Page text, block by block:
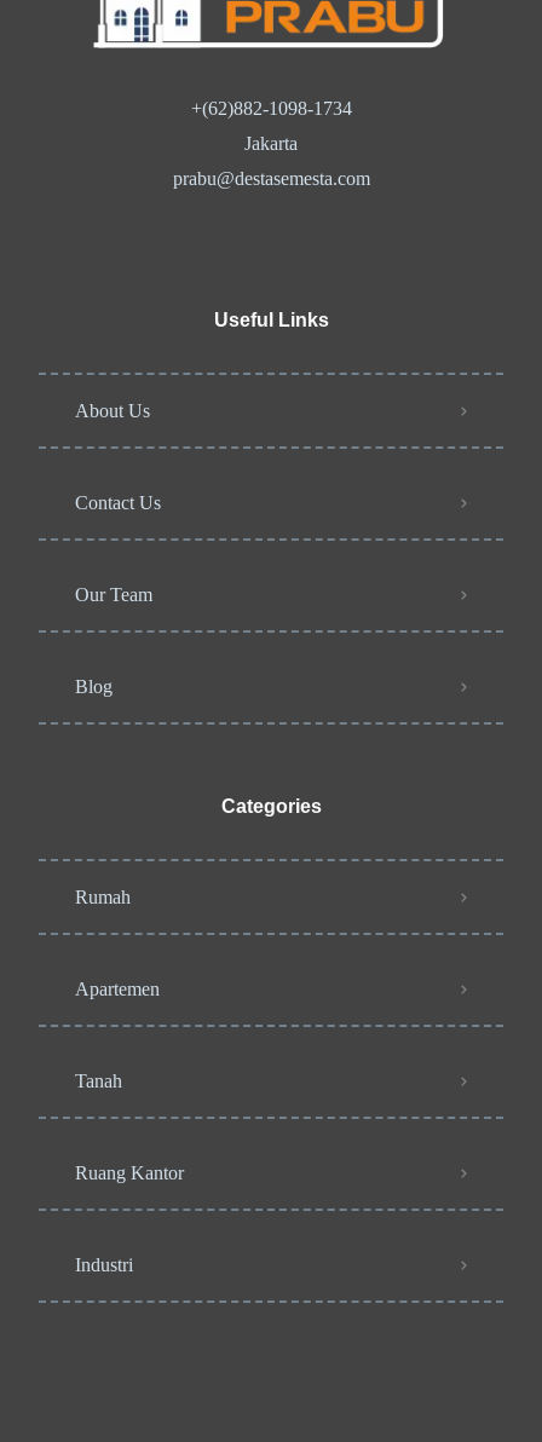
+(62)882-1098-1734
Jakarta
prabu@destasemesta.com
Useful Links
About Us
Contact Us
Our Team
Blog
Categories
Rumah
Apartemen
Tanah
Ruang Kantor
Industri